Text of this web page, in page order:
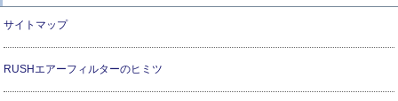
サイトマップ
RUSHエアーフィルターのヒミツ